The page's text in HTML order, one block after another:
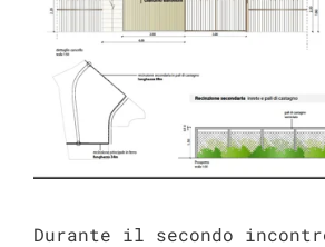
Durante il secondo